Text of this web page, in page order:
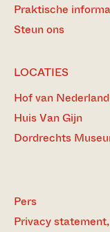
Praktische
Steun ons
LOCATIES
Hof van Nederland
Huis Van Gijn
Dordrechts
Pers
Privacy